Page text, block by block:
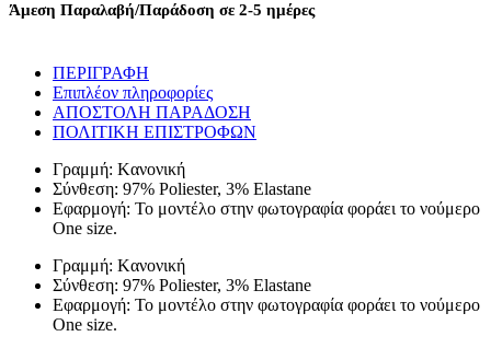
Άμεση Παραλαβή/Παράδοση σε 2-5 ημέρες
ΠΕΡΙΓΡΑΦΗ
Επιπλέον πληροφορίες
ΑΠΟΣΤΟΛΗ ΠΑΡΑΔΟΣΗ
ΠΟΛΙΤΙΚΗ ΕΠΙΣΤΡΟΦΩΝ
Γραμμή: Kανονική
Σύνθεση: 97% Poliester, 3% Elastane
Εφαρμογή: Το μοντέλο στην φωτογραφία φοράει το νούμερο
One size.
Γραμμή: Kανονική
Σύνθεση: 97% Poliester, 3% Elastane
Εφαρμογή: Το μοντέλο στην φωτογραφία φοράει το νούμερο
One size.